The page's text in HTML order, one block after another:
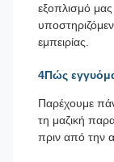
εξοπλισμό μας
εμπειρίας.
4Πώς
Παρέχουμε
τη μαζική
πριν από την